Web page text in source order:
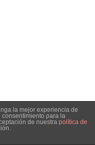
la mejor experiencia de
para la
de nuestra política de